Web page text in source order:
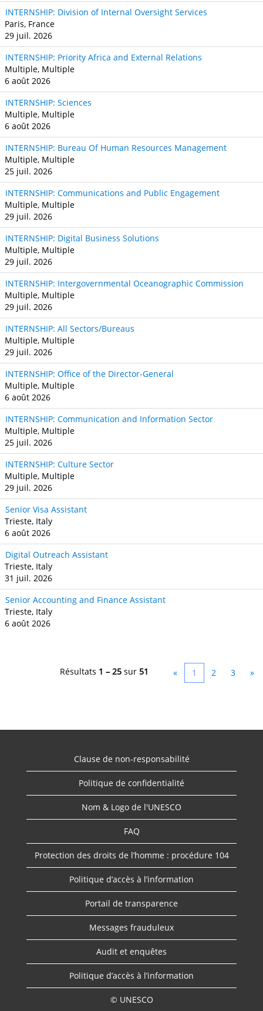
INTERNSHIP: Division of Internal Oversight Services
Paris, France
29 juil. 2026
INTERNSHIP: Priority Africa and External Relations
Multiple, Multiple
6 août 2026
INTERNSHIP: Sciences
Multiple, Multiple
6 août 2026
INTERNSHIP: Bureau Of Human Resources Management
Multiple, Multiple
25 juil. 2026
INTERNSHIP: Communications and Public Engagement
Multiple, Multiple
29 juil. 2026
INTERNSHIP: Digital Business Solutions
Multiple, Multiple
29 juil. 2026
INTERNSHIP: Intergovernmental Oceanographic Commission
Multiple, Multiple
29 juil. 2026
INTERNSHIP: All Sectors/Bureaus
Multiple, Multiple
29 juil. 2026
INTERNSHIP: Office of the Director-General
Multiple, Multiple
6 août 2026
INTERNSHIP: Communication and Information Sector
Multiple, Multiple
25 juil. 2026
INTERNSHIP: Culture Sector
Multiple, Multiple
29 juil. 2026
Senior Visa Assistant
Trieste, Italy
6 août 2026
Digital Outreach Assistant
Trieste, Italy
31 juil. 2026
Senior Accounting and Finance Assistant
Trieste, Italy
6 août 2026
Résultats 1 – 25 sur 51 « 1 2 3 »
Clause de non-responsabilité
Politique de confidentialité
Nom & Logo de l'UNESCO
FAQ
Protection des droits de l’homme : procédure 104
Politique d’accès à l’information
Portail de transparence
Messages frauduleux
Audit et enquêtes
Politique d’accès à l’information
© UNESCO